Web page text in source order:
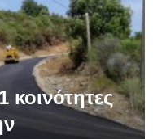
κοινότητες